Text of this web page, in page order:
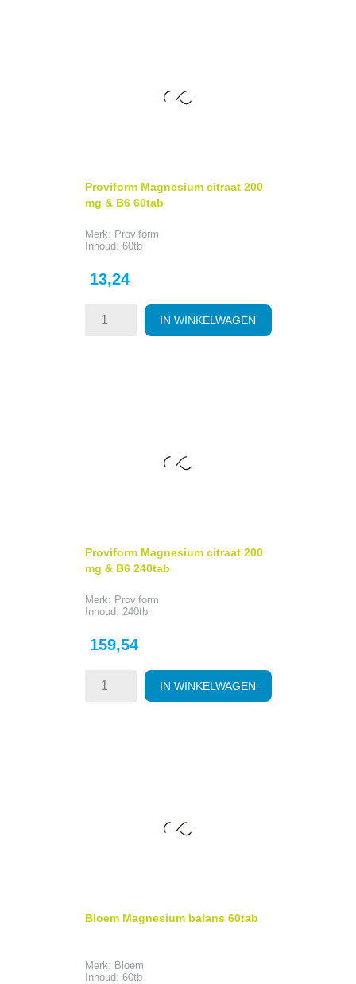
Proviform Magnesium citraat 200
mg & B6 60tab
Merk: Proviform
Inhoud: 60tb
Prijs
13,24
IN WINKELWAGEN
Proviform Magnesium citraat 200
mg & B6 240tab
Merk: Proviform
Inhoud: 240tb
Prijs
159,54
IN WINKELWAGEN
Bloem Magnesium balans 60tab
Merk: Bloem
Inhoud: 60tb